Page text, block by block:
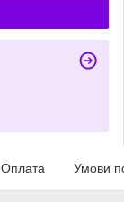
Оплата Умови